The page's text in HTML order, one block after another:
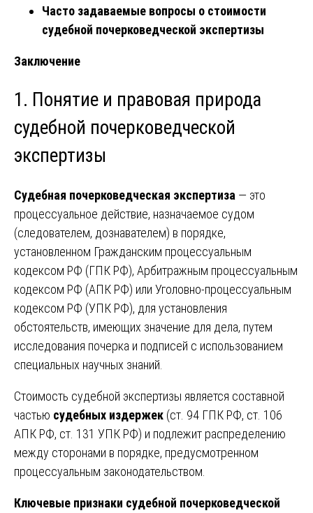
Часто задаваемые вопросы о стоимости
судебной почерковедческой экспертизы
Заключение
1. Понятие и правовая природа
судебной почерковедческой
экспертизы
Судебная почерковедческая экспертиза — это
процессуальное действие, назначаемое судом
(следователем, дознавателем) в порядке,
установленном Гражданским процессуальным
кодексом РФ (ГПК РФ), Арбитражным процессуальным
кодексом РФ (АПК РФ) или Уголовно-процессуальным
кодексом РФ (УПК РФ), для установления
обстоятельств, имеющих значение для дела, путем
исследования почерка и подписей с использованием
специальных научных знаний.
Стоимость судебной экспертизы является составной
частью судебных издержек (ст. 94 ГПК РФ, ст. 106
АПК РФ, ст. 131 УПК РФ) и подлежит распределению
между сторонами в порядке, предусмотренном
процессуальным законодательством.
Ключевые признаки судебной почерковедческой